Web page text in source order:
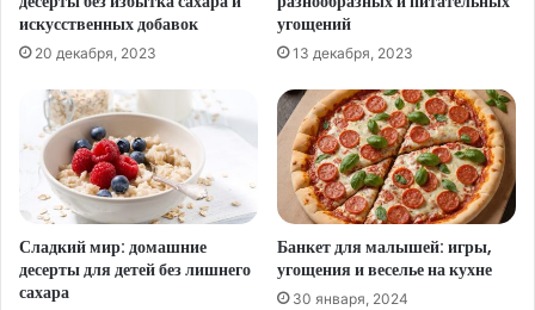
искусственных добавок
20 декабря, 2023
угощений
13 декабря, 2023
Сладкий мир: домашние
десерты для детей без лишнего
сахара
Банкет для малышей: игры,
угощения и веселье на кухне
30 января, 2024